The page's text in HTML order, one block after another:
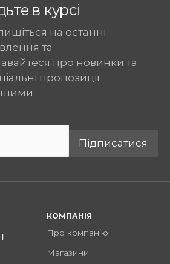
в курсі
на останні
та
про новинки та
пропозиції
Підписатися
КОМПАНІЯ
Про компанію
Магазини